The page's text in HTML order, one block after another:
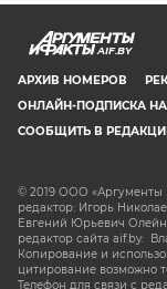
AIF.BY
АРХИВ НОМЕРОВ
ОНЛАЙН-ПОДПИСКА
СООБЩИТЬ В
© 2019 ООО «Аргументы
редактор: Игорь
Евгений Юрьевич
редактор сайта aif.by:
Копирование и
цитирование возможно
Телефон для связи с